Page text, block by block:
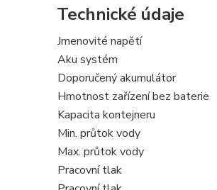
Technické údaje
Jmenovité napětí
Aku systém
Doporučený akumulátor
Hmotnost zařízení bez baterie
Kapacita kontejneru
Min. průtok vody
Max. průtok vody
Pracovní tlak